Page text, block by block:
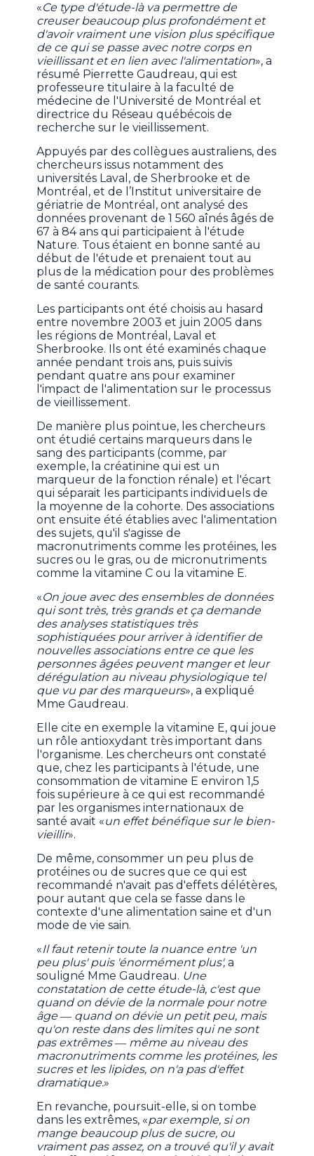
«Ce type d'étude-là va permettre de
creuser beaucoup plus profondément et
d'avoir vraiment une vision plus spécifique
de ce qui se passe avec notre corps en
vieillissant et en lien avec l'alimentation», a
résumé Pierrette Gaudreau, qui est
professeure titulaire à la faculté de
médecine de l'Université de Montréal et
directrice du Réseau québécois de
recherche sur le vieillissement.
Appuyés par des collègues australiens, des
chercheurs issus notamment des
universités Laval, de Sherbrooke et de
Montréal, et de l’Institut universitaire de
gériatrie de Montréal, ont analysé des
données provenant de 1 560 aînés âgés de
67 à 84 ans qui participaient à l'étude
Nature. Tous étaient en bonne santé au
début de l'étude et prenaient tout au
plus de la médication pour des problèmes
de santé courants.
Les participants ont été choisis au hasard
entre novembre 2003 et juin 2005 dans
les régions de Montréal, Laval et
Sherbrooke. Ils ont été examinés chaque
année pendant trois ans, puis suivis
pendant quatre ans pour examiner
l'impact de l'alimentation sur le processus
de vieillissement.
De manière plus pointue, les chercheurs
ont étudié certains marqueurs dans le
sang des participants (comme, par
exemple, la créatinine qui est un
marqueur de la fonction rénale) et l'écart
qui séparait les participants individuels de
la moyenne de la cohorte. Des associations
ont ensuite été établies avec l'alimentation
des sujets, qu'il s'agisse de
macronutriments comme les protéines, les
sucres ou le gras, ou de micronutriments
comme la vitamine C ou la vitamine E.
«On joue avec des ensembles de données
qui sont très, très grands et ça demande
des analyses statistiques très
sophistiquées pour arriver à identifier de
nouvelles associations entre ce que les
personnes âgées peuvent manger et leur
dérégulation au niveau physiologique tel
que vu par des marqueurs», a expliqué
Mme Gaudreau.
Elle cite en exemple la vitamine E, qui joue
un rôle antioxydant très important dans
l'organisme. Les chercheurs ont constaté
que, chez les participants à l'étude, une
consommation de vitamine E environ 1,5
fois supérieure à ce qui est recommandé
par les organismes internationaux de
santé avait «un effet bénéfique sur le bien-
vieillir».
De même, consommer un peu plus de
protéines ou de sucres que ce qui est
recommandé n'avait pas d'effets délétères,
pour autant que cela se fasse dans le
contexte d'une alimentation saine et d'un
mode de vie sain.
«Il faut retenir toute la nuance entre 'un
peu plus' puis 'énormément plus', a
souligné Mme Gaudreau. Une
constatation de cette étude-là, c'est que
quand on dévie de la normale pour notre
âge ― quand on dévie un petit peu, mais
qu'on reste dans des limites qui ne sont
pas extrêmes ― même au niveau des
macronutriments comme les protéines, les
sucres et les lipides, on n'a pas d'effet
dramatique.»
En revanche, poursuit-elle, si on tombe
dans les extrêmes, «par exemple, si on
mange beaucoup plus de sucre, ou
vraiment pas assez, on a trouvé qu'il y avait